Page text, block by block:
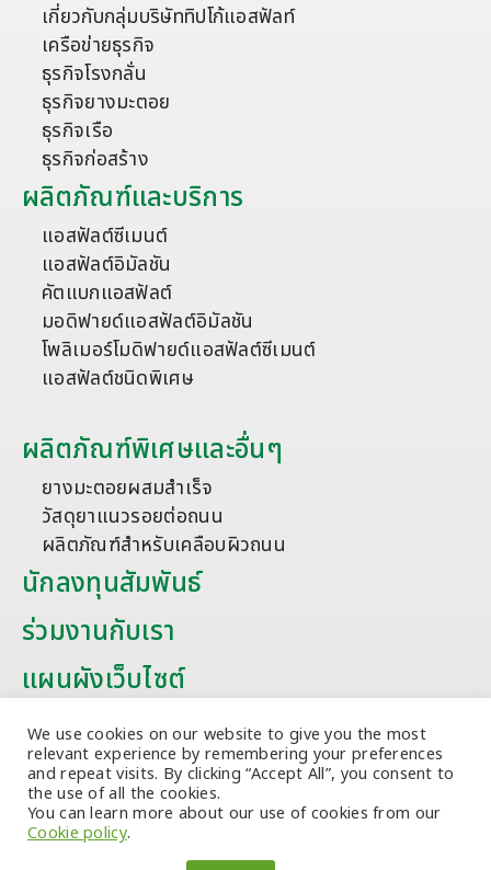
เกี่ยวกับกลุ่มบริษัททิปโก้แอสฟัลท์
เครือข่ายธุรกิจ
ธุรกิจโรงกลั่น
ธุรกิจยางมะตอย
ธุรกิจเรือ
ธุรกิจก่อสร้าง
ผลิตภัณฑ์และบริการ
แอสฟัลต์ซีเมนต์
แอสฟัลต์อิมัลชัน
คัตแบกแอสฟัลต์
มอดิฟายด์แอสฟัลต์อิมัลชัน
โพลิเมอร์โมดิฟายด์แอสฟัลต์ซีเมนต์
แอสฟัลต์ชนิดพิเศษ
ผลิตภัณฑ์พิเศษและอื่นๆ
ยางมะตอยผสมสำเร็จ
วัสดุยาแนวรอยต่อถนน
ผลิตภัณฑ์สำหรับเคลือบผิวถนน
นักลงทุนสัมพันธ์
ร่วมงานกับเรา
แผนผังเว็บไซต์
บทความ
We use cookies on our website to give you the most
relevant experience by remembering your preferences
and repeat visits. By clicking “Accept All”, you consent to
the use of all the cookies.
You can learn more about our use of cookies from our
Cookie policy.